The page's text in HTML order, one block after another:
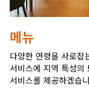
메뉴
다양한 연령을 사로잡
서비스에 지역 특성
서비스를 제공하겠습